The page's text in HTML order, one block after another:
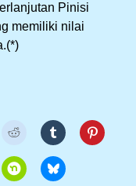
Pinisi
memiliki nilai